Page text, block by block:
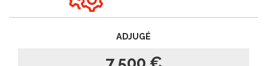
ADJUGÉ